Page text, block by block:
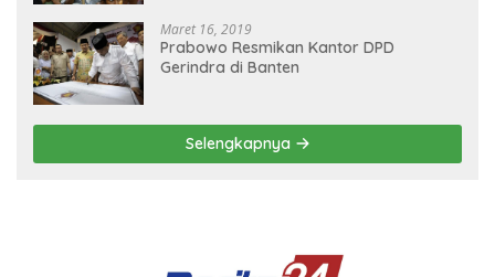
Maret 16, 2019
Prabowo Resmikan Kantor DPD
Gerindra di Banten
Selengkapnya